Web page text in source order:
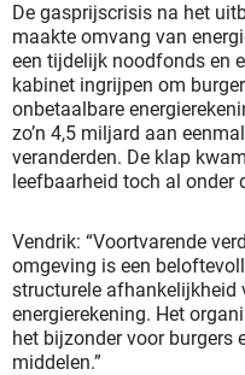
De gasprijscrisis na het
maakte omvang van
een tijdelijk noodfonds en
kabinet ingrijpen om
onbetaalbare
zo’n 4,5 miljard aan
veranderden. De klap
leefbaarheid toch al onder
Vendrik: “Voortvarende
omgeving is een
structurele afhankelijkheid
energierekening. Het
het bijzonder voor burgers
middelen.”